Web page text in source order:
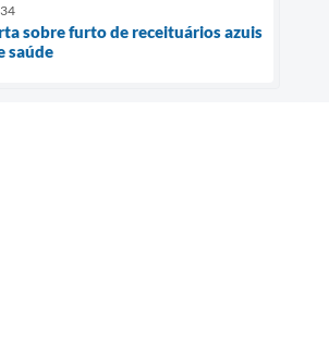
sobre furto de receituários azuis
saúde